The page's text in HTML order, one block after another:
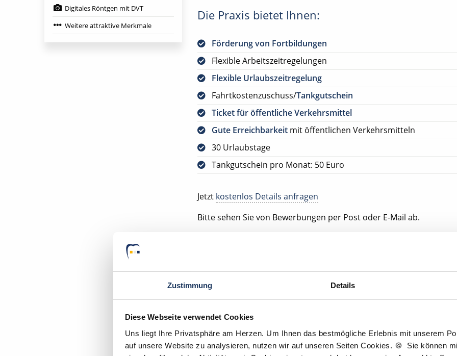
Zustimmung Details
Diese Webseite verwendet Cookies
Uns liegt Ihre Privatsphäre am Herzen. Um Ihnen das bestmögliche Erlebnis mit unserem
auf unsere Website zu analysieren, nutzen wir auf unseren Seiten Cookies. 🍪 Sie können
Die Praxis bietet Ihnen:
Förderung von Fortbildungen
Flexible Arbeitszeitregelungen
Flexible Urlaubszeitregelung
Fahrtkostenzuschuss/Tankgutschein
Ticket für öffentliche Verkehrsmittel
Gute Erreichbarkeit mit öffentlichen Verkehrsmitteln
30 Urlaubstage
Tankgutschein pro Monat: 50 Euro
Jetzt kostenlos Details anfragen
Bitte sehen Sie von Bewerbungen per Post oder E-Mail ab.
Ihr Deutscher Zahnarzt Service
Zahnarztpraxis Kerpen
Digitales Röntgen mit DVT
Weitere attraktive Merkmale